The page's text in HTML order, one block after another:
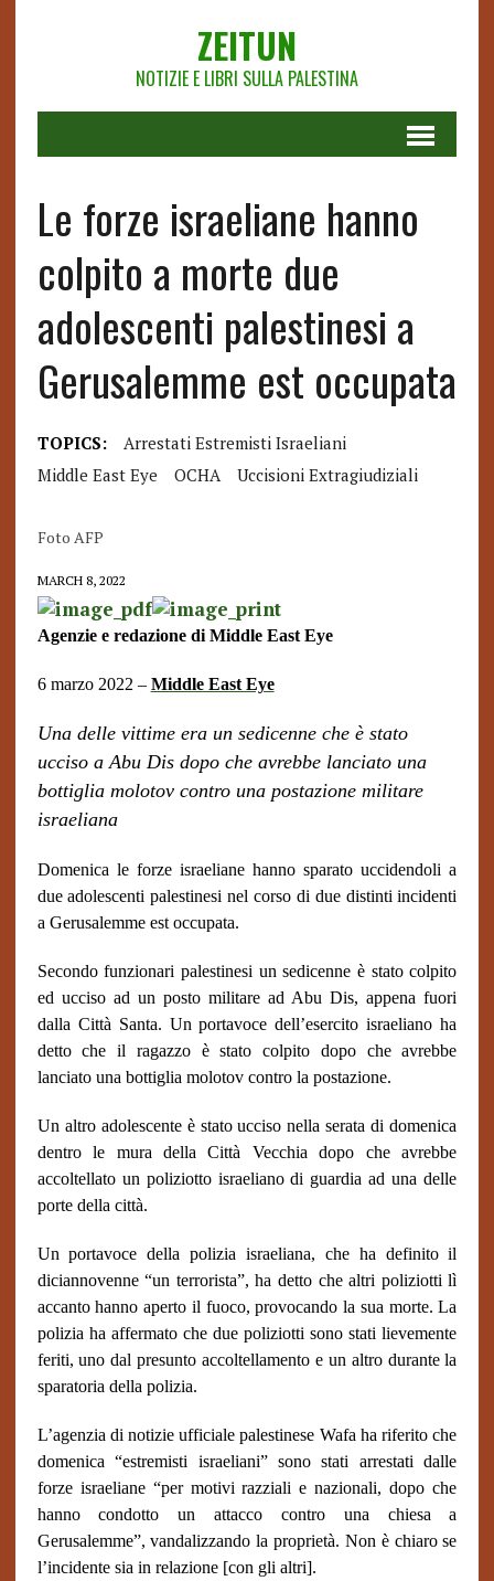
ZEITUN
NOTIZIE E LIBRI SULLA PALESTINA
Le forze israeliane hanno
colpito a morte due
adolescenti palestinesi a
Gerusalemme est occupata
TOPICS:
Arrestati Estremisti Israeliani
Middle East Eye
OCHA Uccisioni Extragiudiziali
Foto AFP
MARCH 8, 2022
Agenzie e redazione di Middle East Eye
6 marzo 2022 – Middle East Eye
Una delle vittime era un sedicenne che è stato
ucciso a Abu Dis dopo che avrebbe lanciato una
bottiglia molotov contro una postazione militare
israeliana
Domenica le forze israeliane hanno sparato uccidendoli a
due adolescenti palestinesi nel corso di due distinti incidenti
a Gerusalemme est occupata.
Secondo funzionari palestinesi un sedicenne è stato colpito
ed ucciso ad un posto militare ad Abu Dis, appena fuori
dalla Città Santa. Un portavoce dell’esercito israeliano ha
detto che il ragazzo è stato colpito dopo che avrebbe
lanciato una bottiglia molotov contro la postazione.
Un altro adolescente è stato ucciso nella serata di domenica
dentro le mura della Città Vecchia dopo che avrebbe
accoltellato un poliziotto israeliano di guardia ad una delle
porte della città.
Un portavoce della polizia israeliana, che ha definito il
diciannovenne “un terrorista”, ha detto che altri poliziotti lì
accanto hanno aperto il fuoco, provocando la sua morte. La
polizia ha affermato che due poliziotti sono stati lievemente
feriti, uno dal presunto accoltellamento e un altro durante la
sparatoria della polizia.
L’agenzia di notizie ufficiale palestinese Wafa ha riferito che
domenica “estremisti israeliani” sono stati arrestati dalle
forze israeliane “per motivi razziali e nazionali, dopo che
hanno condotto un attacco contro una chiesa a
Gerusalemme”, vandalizzando la proprietà. Non è chiaro se
l’incidente sia in relazione [con gli altri].